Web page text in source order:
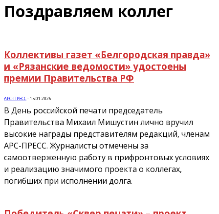
Поздравляем коллег
Коллективы газет «Белгородская правда»
и «Рязанские ведомости» удостоены
премии Правительства РФ
АРС-ПРЕСС-15.01.2026
В День российской печати председатель
Правительства Михаил Мишустин лично вручил
высокие награды представителям редакций, членам
АРС-ПРЕСС. Журналисты отмечены за
самоотверженную работу в прифронтовых условиях
и реализацию значимого проекта о коллегах,
погибших при исполнении долга.